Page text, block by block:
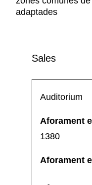
adaptades
Sales
Auditorium
1380